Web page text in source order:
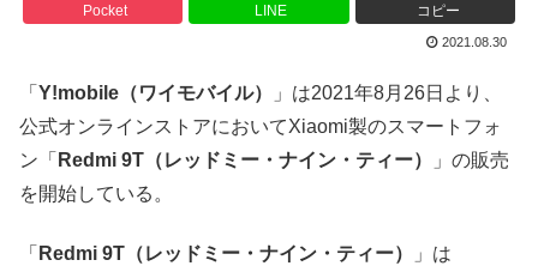
Pocket LINE コピー
2021.08.30
「 Y!mobile（ワイモバイル）
」は2021年8月26日より、
公式オンラインストアにおいてXiaomi製のスマートフォ
ン「 Redmi 9T（レッドミー・ナイン・ティー）
」の販売
を開始している。
「 Redmi 9T（レッドミー・ナイン・ティー）
」は